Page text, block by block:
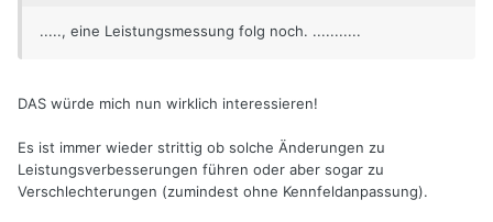
....., eine Leistungsmessung folg noch. ...........
DAS würde mich nun wirklich interessieren!
Es ist immer wieder strittig ob solche Änderungen zu
Leistungsverbesserungen führen oder aber sogar zu
Verschlechterungen (zumindest ohne Kennfeldanpassung).